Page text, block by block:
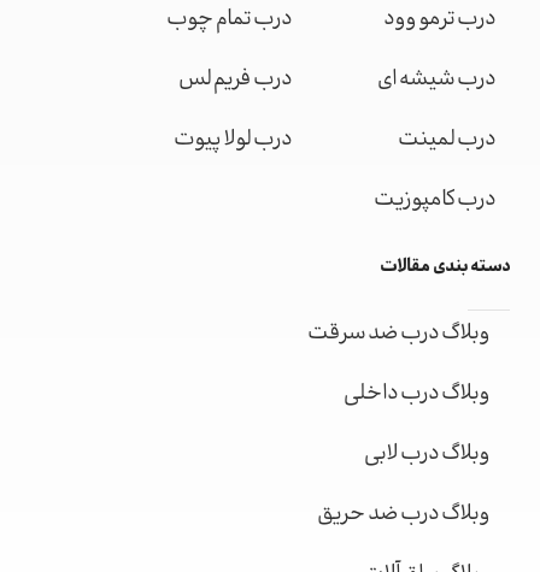
درب ترمو وود
درب تمام چوب
درب شیشه ای
درب فریم لس
درب لمینت
درب لولا پیوت
درب کامپوزیت
دسته بندی مقالات
وبلاگ درب ضد سرقت
وبلاگ درب داخلی
وبلاگ درب لابی
وبلاگ درب ضد حریق